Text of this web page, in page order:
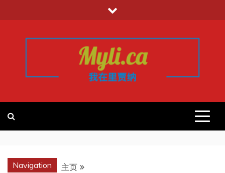
至
我的里贾纳
REGINA
Navigation
主页